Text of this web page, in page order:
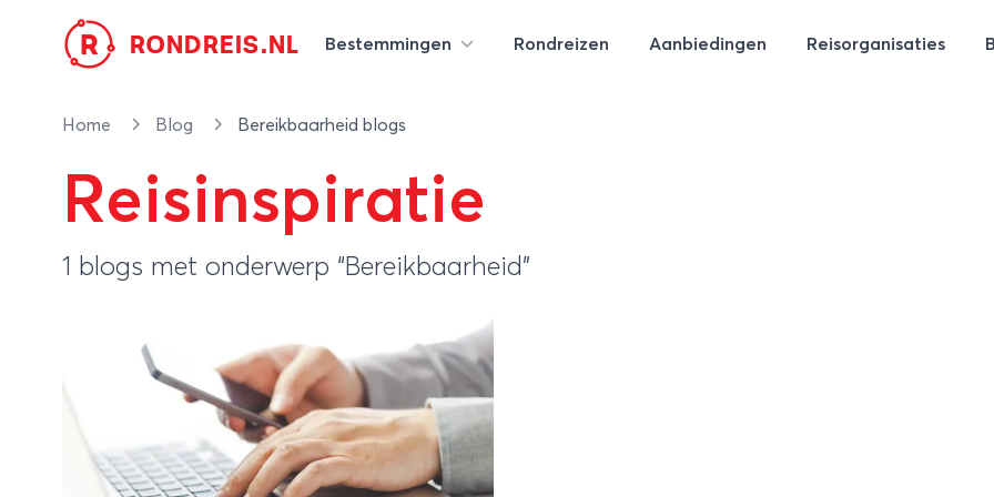
R RONDREIS.NL Bestemmingen Rondreizen Aanbiedingen Reisorganisaties
Home Blog Bereikbaarheid blogs
Reisinspiratie
1 blogs met onderwerp “Bereikbaarheid”